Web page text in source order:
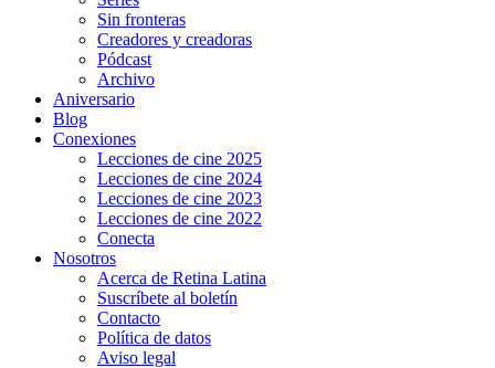
Sin fronteras
Creadores y creadoras
Pódcast
Archivo
Aniversario
Blog
Conexiones
Lecciones de cine 2025
Lecciones de cine 2024
Lecciones de cine 2023
Lecciones de cine 2022
Conecta
Nosotros
Acerca de Retina Latina
Suscríbete al boletín
Contacto
Política de datos
Aviso legal